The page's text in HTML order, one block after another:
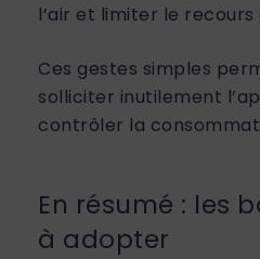
l’air et limiter le recours
Ces gestes simples
solliciter inutilement
contrôler la
En résumé : les
à adopter